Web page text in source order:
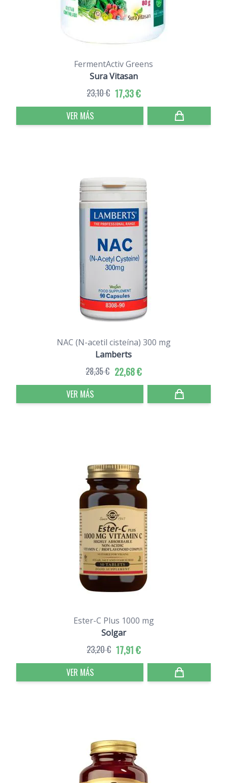
FermentActiv Greens
Sura Vitasan
17,33 €
23,10 €
VER MÁS
NAC (N-acetil cisteína) 300 mg
Lamberts
22,68 €
28,35 €
VER MÁS
Ester-C Plus 1000 mg
Solgar
17,91 €
23,20 €
VER MÁS